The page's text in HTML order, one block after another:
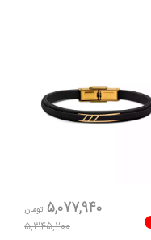
5,077,940 تومان
5,345,200